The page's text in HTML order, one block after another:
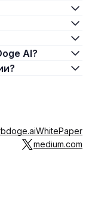
AI?
WhitePaper
medium.com